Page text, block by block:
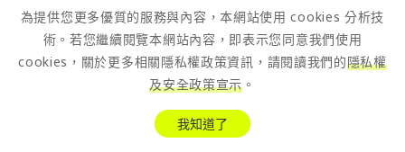
就會產生 7 億美元的拋售壓力。很酷。
我就寫到這裡了。
為提供您更多優質的服務與內容，本網站使用 cookies 分析技
術。若您繼續閱覽本網站內容，即表示您同意我們使用
cookies，關於更多相關隱私權政策資訊，請閱讀我們的隱私權
及安全政策宣示 。
我知道了